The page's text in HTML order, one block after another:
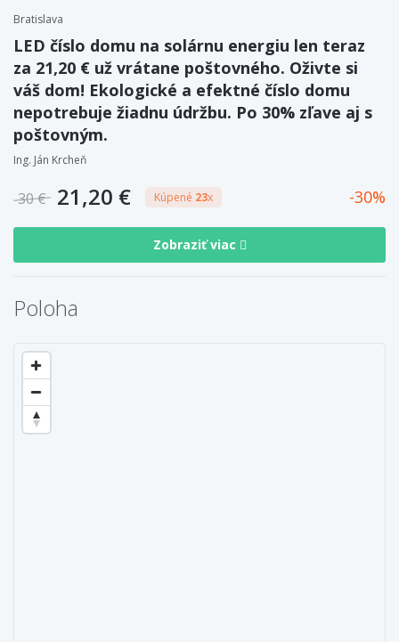
Bratislava
LED číslo domu na solárnu energiu len teraz
za 21,20 € už vrátane poštovného. Oživte si
váš dom! Ekologické a efektné číslo domu
nepotrebuje žiadnu údržbu. Po 30% zľave aj s
poštovným.
Ing. Ján Krcheň
30 € 21,20 € Kúpené 23x 30
Zobraziť viac
Poloha